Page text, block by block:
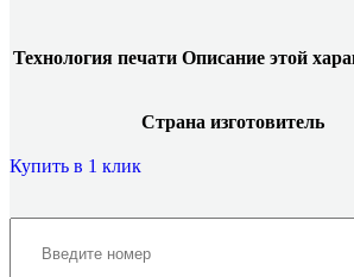
Технология печати Описание этой
Страна изготовитель
Купить в 1 клик